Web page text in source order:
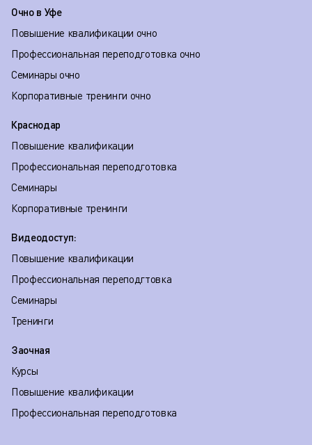
Очно в Уфе
Повышение квалификации очно
Профессиональная переподготовка очно
Семинары очно
Корпоративные тренинги очно
Краснодар
Повышение квалификации
Профессиональная переподготовка
Семинары
Корпоративные тренинги
Видеодоступ:
Повышение квалификации
Профессиональная переподгтовка
Семинары
Тренинги
Заочная
Курсы
Повышение квалификации
Профессиональная переподготовка